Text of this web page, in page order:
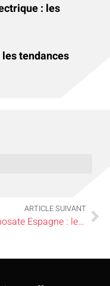
: les
tendances
ARTICLE SUIVANT
Glyphosate Espagne : les particuliers peuvent-ils acheter ce produit sans risque ?